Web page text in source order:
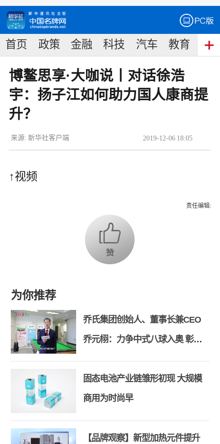
首页 政策 金融 科技 汽车 教育 食
博鳌思享·大咖说丨对话徐浩
宇：扬子江如何助力国人康商提
升？
2019-12-06 18:05
来源: 新华社客户端
↑视频
责任编辑:
为你推荐
乔氏集团创始人、董事长兼CEO
乔元栩：力争中式八球入奥 彰显
和合共生精神
固态电池产业链雏形初现 大规模
商用为时尚早
【品牌观察】新型加热元件提升